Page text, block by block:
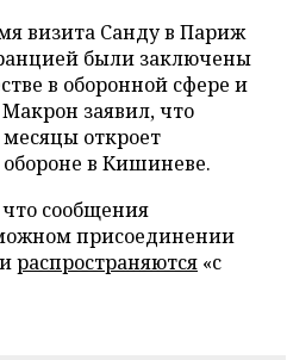
визита Санду в Париж
были заключены
в оборонной сфере и
заявил, что
откроет
в Кишиневе.
сообщения
присоединении
распространяются «с